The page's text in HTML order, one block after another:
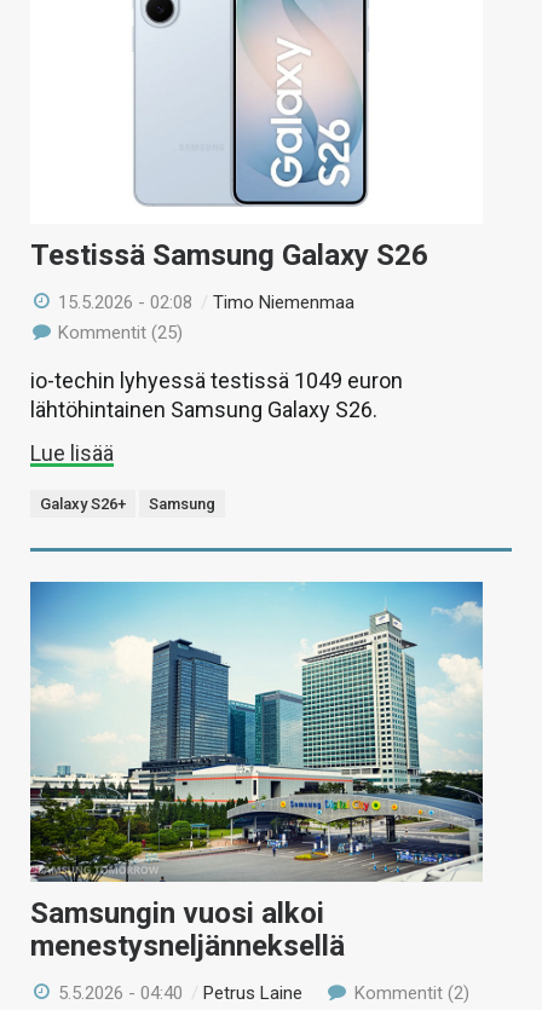
Testissä Samsung Galaxy S26
15.5.2026 - 02:08 /Timo Niemenmaa
Kommentit (25)
io-techin lyhyessä testissä 1049 euron
lähtöhintainen Samsung Galaxy S26.
Lue lisää
Galaxy S26+ Samsung
Samsungin vuosi alkoi
menestysneljänneksellä
5.5.2026 - 04:40 / Petrus Laine Kommentit (2)